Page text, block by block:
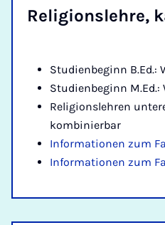
Re­li­gi­ons­leh­re,
Studienbeginn B.Ed.:
Studienbeginn M.Ed.:
Religionslehren
kombinierbar
Informationen zum
Informationen zum